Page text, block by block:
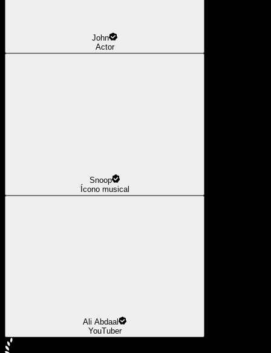
John
Actor
Snoop
Ícono musical
Ali Abdaal
YouTuber